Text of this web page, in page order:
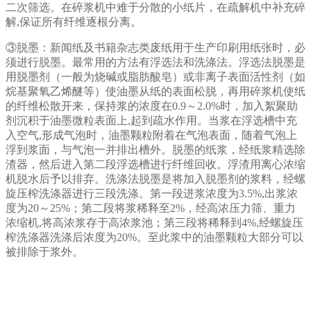
二次筛选。在碎浆机中难于分散的小纸片，在疏解机中补充碎
解,保证所有纤维逐根分离。
③脱墨：新闻纸及书籍杂志类废纸用于生产印刷用纸张时，必
须进行脱墨。最常用的方法有浮选法和洗涤法。浮选法脱墨是
用脱墨剂（一般为烧碱或脂肪酸皂）或非离子表面活性剂（如
烷基聚氧乙烯醚等）使油墨从纸的表面松脱，再用碎浆机使纸
的纤维松散开来，保持浆的浓度在0.9～2.0%时，加入絮聚助
剂沉积于油墨微粒表面上,起到疏水作用。当浆在浮选槽中充
入空气,形成气泡时，油墨颗粒附着在气泡表面，随着气泡上
浮到浆面，与气泡一并排出槽外。脱墨的纸浆，经纸浆精选除
渣器，然后进入第二段浮选槽进行纤维回收。浮渣用离心浓缩
机脱水后予以排弃。洗涤法脱墨是将加入脱墨剂的浆料，经螺
旋压榨洗涤器进行三段洗涤。第一段进浆浓度为3.5%,出浆浓
度为20～25%；第二段将浆稀释至2%，经高浓压力筛、重力
浓缩机,将高浓浆存于高浓浆池；第三段将稀释到4%,经螺旋压
榨洗涤器洗涤后浓度为20%。至此浆中的油墨颗粒大部分可以
被排除于浆外。